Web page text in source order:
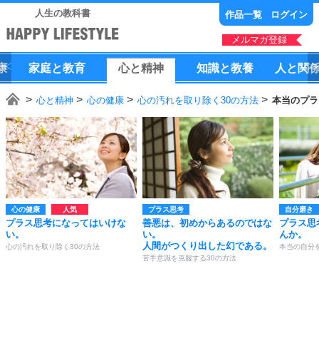
人生の教科書 作品一覧 ログイン
メルマガ登録
家庭と教育 心と精神 知識と教養 人 と 関
心と精神 心の健康 心の汚れを取り除く30の方法 本当のプ
心の健康
プラス思考になってはいけな
い。
心の汚れを取り除く30の方法
プラス思考
善悪は、初めからあるのではな
い。
人間がつくり出した幻である。
苦手意識を克服する30の方法
自分磨き
プラス
んか。
本当の自分